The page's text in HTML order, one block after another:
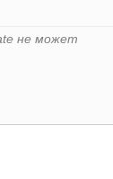
не может